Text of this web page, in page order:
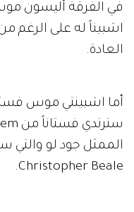
في الفرقة أليسون
اشبيناً له على الرغم
العادة.
أما اشبينتي موس
الممثل جود لو والتي
Christopher Beale.